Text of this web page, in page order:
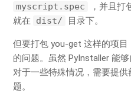
myscript.spec
，并且打
就在
dist/ 目录下。
但要打包 you-get 这样的项
的问题。虽然 PyInstaller 能
对于一些特殊情况，需要提
题。